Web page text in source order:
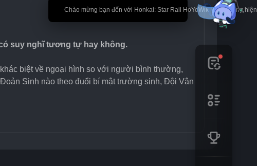
🎉 Chào mừng bạn đến với Honkai: Star Rail HoYoWiki! * Nội dung
suy nghĩ tương tự hay không.
biệt về ngoại hình so với người bình thường,
Sinh nào theo đuổi bí mật trường sinh, Đội Vân